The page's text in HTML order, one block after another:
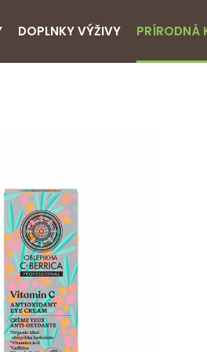
DOPLNKY VÝŽIVY PRÍRODNÁ